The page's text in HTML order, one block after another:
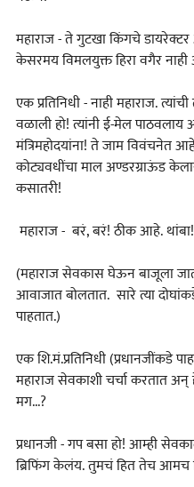
महाराज - ते गुटखा किंगचे
केसरमय विमलयुक्त हिरा वगैर
एक प्रतिनिधी - नाही महाराज.
वळाली हो! त्यांनी ई-मेल पाठवलाय
मंत्रिमहोदयांना! ते जाम विवंचनेत
कोट्यवधींचा माल अण्डरग्राऊंड
कसातरी!
महाराज -  बरं, बरं! ठीक आहे.
(महाराज सेवकास घेऊन बाजूला
आवाजात बोलतात.  सारे त्या
पाहतात.)
एक शि.मं.प्रतिनिधी (प्रधानजींकडे
महाराज सेवकाशी चर्चा करतात अन्‌‍ हे दरबारी मंत्री
मग...?
प्रधानजी - गप बसा हो! आम्ही
ब्रिफिंग केलंय. तुमचं हित तेच आमच